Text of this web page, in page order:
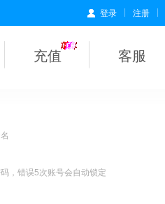
登录 注册
充值 客服
，错误5次账号会自动锁定